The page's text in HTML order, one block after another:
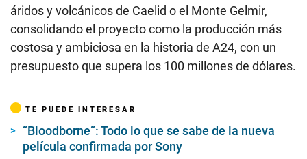
áridos y volcánicos de Caelid o el Monte Gelmir,
consolidando el proyecto como la producción más
costosa y ambiciosa en la historia de A24, con un
presupuesto que supera los 100 millones de dólares.
TE PUEDE INTERESAR
“Bloodborne”: Todo lo que se sabe de la nueva
película confirmada por Sony